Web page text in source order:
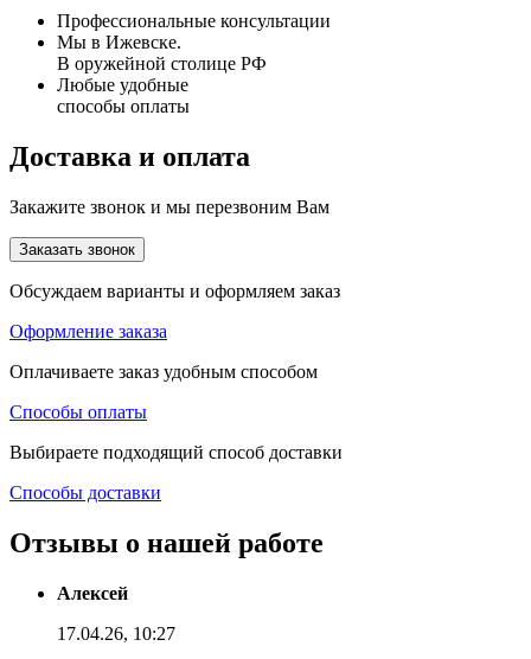
Профессиональные консультации
Мы в Ижевске.
В оружейной столице РФ
Любые удобные
способы оплаты
Доставка и оплата
Закажите звонок и мы перезвоним Вам
Заказать звонок
Обсуждаем варианты и оформляем заказ
Оформление заказа
Оплачиваете заказ удобным способом
Способы оплаты
Выбираете подходящий способ доставки
Способы доставки
Отзывы о нашей работе
Алексей
17.04.26, 10:27